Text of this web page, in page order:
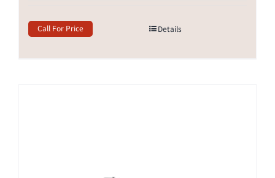
Call For Price Details